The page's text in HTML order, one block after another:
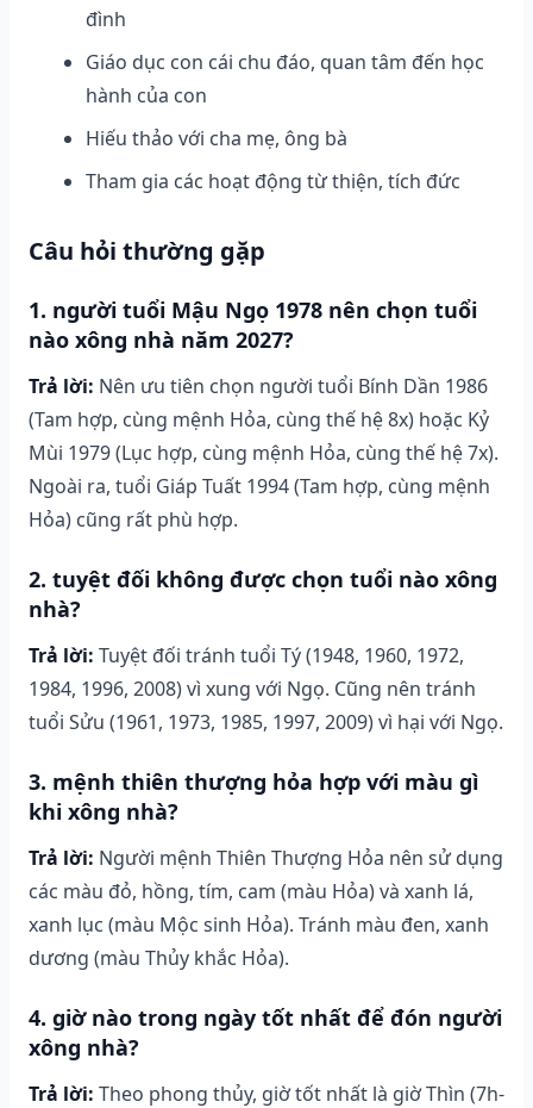
đình
Giáo dục con cái chu đáo, quan tâm đến học
hành của con
Hiếu thảo với cha mẹ, ông bà
Tham gia các hoạt động từ thiện, tích đức
Câu hỏi thường gặp
1. người tuổi Mậu Ngọ 1978 nên chọn tuổi
nào xông nhà năm 2027?
Trả lời: Nên ưu tiên chọn người tuổi Bính Dần 1986
(Tam hợp, cùng mệnh Hỏa, cùng thế hệ 8x) hoặc Kỷ
Mùi 1979 (Lục hợp, cùng mệnh Hỏa, cùng thế hệ 7x).
Ngoài ra, tuổi Giáp Tuất 1994 (Tam hợp, cùng mệnh
Hỏa) cũng rất phù hợp.
2. tuyệt đối không được chọn tuổi nào xông
nhà?
Trả lời: Tuyệt đối tránh tuổi Tý (1948, 1960, 1972,
1984, 1996, 2008) vì xung với Ngọ. Cũng nên tránh
tuổi Sửu (1961, 1973, 1985, 1997, 2009) vì hại với Ngọ.
3. mệnh thiên thượng hỏa hợp với màu gì
khi xông nhà?
Trả lời: Người mệnh Thiên Thượng Hỏa nên sử dụng
các màu đỏ, hồng, tím, cam (màu Hỏa) và xanh lá,
xanh lục (màu Mộc sinh Hỏa). Tránh màu đen, xanh
dương (màu Thủy khắc Hỏa).
4. giờ nào trong ngày tốt nhất để đón người
xông nhà?
Trả lời: Theo phong thủy, giờ tốt nhất là giờ Thìn (7h-